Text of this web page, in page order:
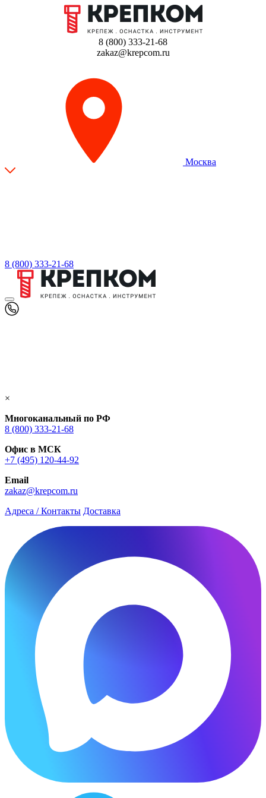
8 (800) 333-21-68
zakaz@krepcom.ru
Москва
8 (800) 333-21-68
×
Многоканальный по РФ
8 (800) 333‑21-68
Офис в МСК
+7 (495) 120-44-92
Email
zakaz@krepcom.ru
Адреса / Контакты Доставка